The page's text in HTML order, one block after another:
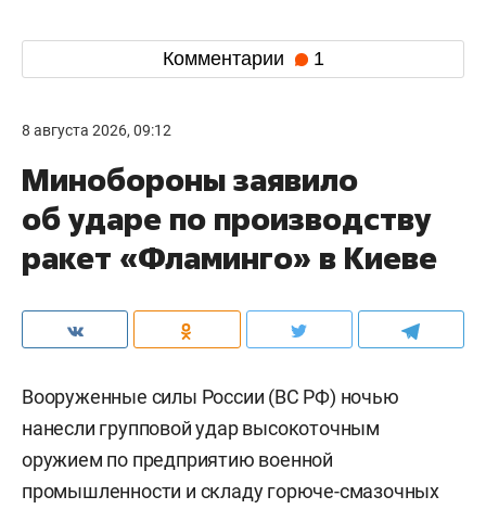
Комментарии 1
8 августа 2026, 09:12
Минобороны заявило
об ударе по производству
ракет «Фламинго» в Киеве
Вооруженные силы России (ВС РФ) ночью
нанесли групповой удар высокоточным
оружием по предприятию военной
промышленности и складу горюче-смазочных